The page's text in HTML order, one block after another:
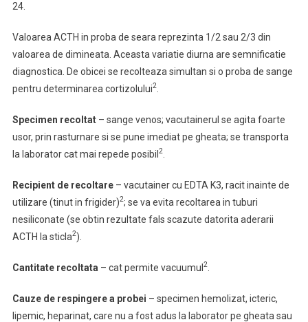
24.
Valoarea ACTH in proba de seara reprezinta 1/2 sau 2/3 din
valoarea de dimineata. Aceasta variatie diurna are semnificatie
diagnostica. De obicei se recolteaza simultan si o proba de sange
pentru determinarea cortizolului2.
Specimen recoltat – sange venos; vacutainerul se agita foarte
usor, prin rasturnare si se pune imediat pe gheata; se transporta
la laborator cat mai repede posibil 2.
Recipient de recoltare – vacutainer cu EDTA K3, racit inainte de
utilizare (tinut in frigider)2; se va evita recoltarea in tuburi
nesiliconate (se obtin rezultate fals scazute datorita aderarii
ACTH la sticla2).
Cantitate recoltata – cat permite vacuumul 2.
Cauze de respingere a probei – specimen hemolizat, icteric,
lipemic, heparinat, care nu a fost adus la laborator pe gheata sau